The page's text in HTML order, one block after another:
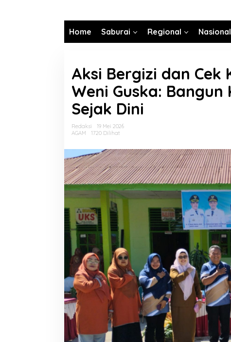
Home Saburai Regional Nasional
Aksi Bergizi dan Cek
Weni Guska:
Sejak Dini
Redaksi
19 Mei 2026
AGAM
1720 Dilihat